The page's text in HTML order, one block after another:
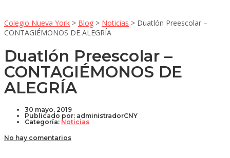
Colegio Nueva York > Blog > Noticias > Duatlón Preescolar –
CONTAGIÉMONOS DE ALEGRÍA
Duatlón Preescolar –
CONTAGIÉMONOS DE
ALEGRÍA
30 mayo, 2019
Publicado por: administradorCNY
Categoría: Noticias
No hay comentarios